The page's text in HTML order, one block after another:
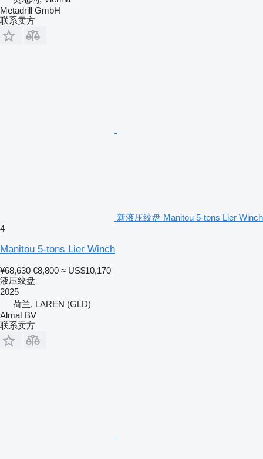
Metadrill GmbH
联系卖方
新液压绞盘 Manitou 5-tons Lier Winch
4
Manitou 5-tons Lier Winch
¥68,630 €8,800 ≈ US$10,170
液压绞盘
2025
荷兰, LAREN (GLD)
Almat BV
联系卖方